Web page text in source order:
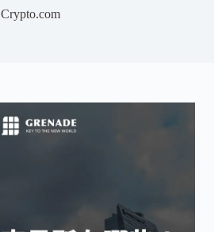
Crypto.com